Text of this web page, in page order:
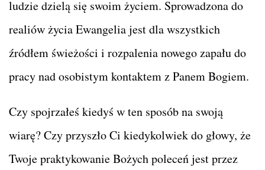
ludzie dzielą się swoim życiem. Sprowadzona do
realiów życia Ewangelia jest dla wszystkich
źródłem świeżości i rozpalenia nowego zapału do
pracy nad osobistym kontaktem z Panem Bogiem.
Czy spojrzałeś kiedyś w ten sposób na swoją
wiarę? Czy przyszło Ci kiedykolwiek do głowy, że
Twoje praktykowanie Bożych poleceń jest przez